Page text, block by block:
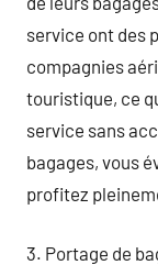
service ont des
compagnies
touristique, ce
service sans
bagages, vous
profitez
3. Portage de